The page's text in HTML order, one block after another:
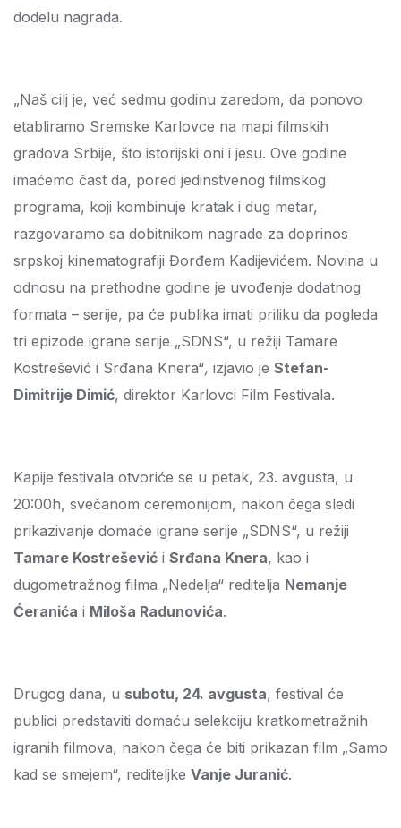
dodelu nagrada.
„Naš cilj je, već sedmu godinu zaredom, da ponovo
etabliramo Sremske Karlovce na mapi filmskih
gradova Srbije, što istorijski oni i jesu. Ove godine
imaćemo čast da, pored jedinstvenog filmskog
programa, koji kombinuje kratak i dug metar,
razgovaramo sa dobitnikom nagrade za doprinos
srpskoj kinematografiji Đorđem Kadijevićem. Novina u
odnosu na prethodne godine je uvođenje dodatnog
formata – serije, pa će publika imati priliku da pogleda
tri epizode igrane serije „SDNS“, u režiji Tamare
Kostrešević i Srđana Knera“, izjavio je Stefan-
Dimitrije Dimić, direktor Karlovci Film Festivala.
Kapije festivala otvoriće se u petak, 23. avgusta, u
20:00h, svečanom ceremonijom, nakon čega sledi
prikazivanje domaće igrane serije „SDNS“, u režiji
Tamare Kostrešević i Srđana Knera, kao i
dugometražnog filma „Nedelja“ reditelja Nemanje
Ćeranića i Miloša Radunovića.
Drugog dana, u subotu, 24. avgusta, festival će
publici predstaviti domaću selekciju kratkometražnih
igranih filmova, nakon čega će biti prikazan film „Samo
kad se smejem“, rediteljke Vanje Juranić.